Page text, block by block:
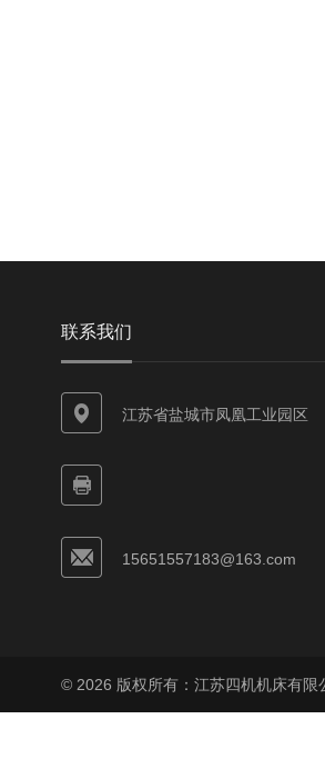
联系我们
江苏省盐城市凤凰工业园区
15651557183@163.com
© 2026 版权所有：江苏四机机床有